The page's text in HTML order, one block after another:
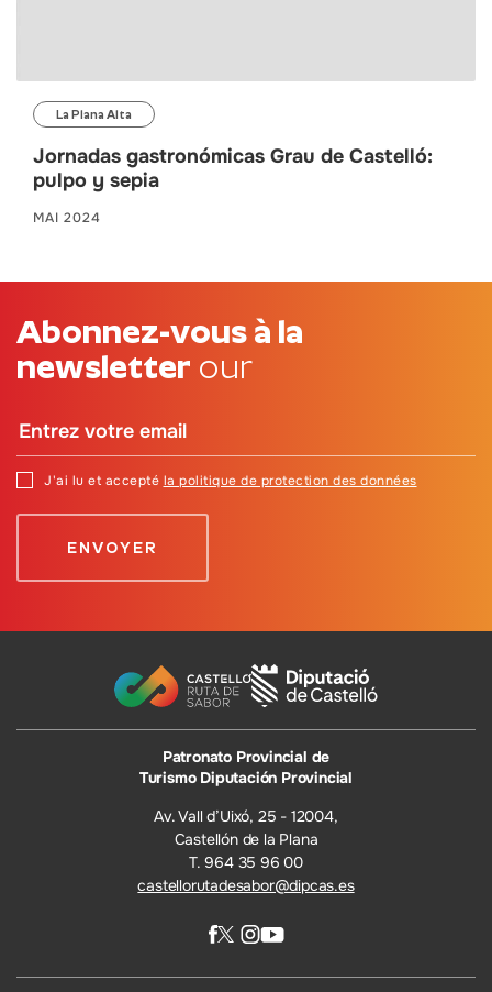
La Plana Alta
Jornadas gastronómicas Grau de Castelló:
pulpo y sepia
MAI 2024
Abonnez-vous à la
newsletter our
J'ai lu et accepté la politique de protection des données
Patronato Provincial de
Turismo Diputación Provincial
Av. Vall d’Uixó, 25 - 12004,
Castellón de la Plana
T. 964 35 96 00
castellorutadesabor@dipcas.es